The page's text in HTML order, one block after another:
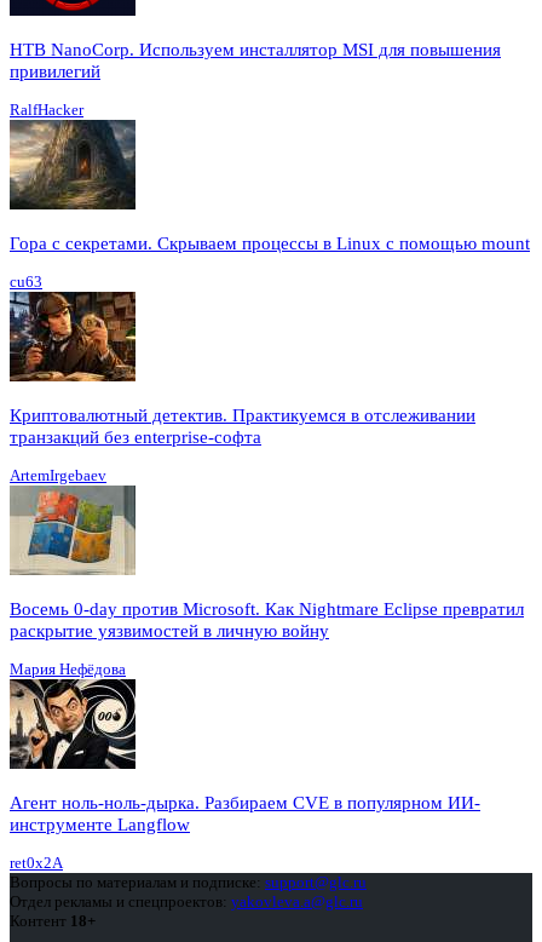
HTB NanoCorp. Используем инсталлятор MSI для повышения
привилегий
RalfHacker
Гора с секретами. Скрываем процессы в Linux c помощью mount
cu63
Криптовалютный детектив. Практикуемся в отслеживании
транзакций без enterprise-софта
ArtemIrgebaev
Восемь 0-day против Microsoft. Как Nightmare Eclipse превратил
раскрытие уязвимостей в личную войну
Мария Нефёдова
Агент ноль-ноль-дырка. Разбираем CVE в популярном ИИ-
инструменте Langflow
ret0x2A
Вопросы по материалам и подписке: support@glc.ru
Отдел рекламы и спецпроектов: yakovleva.a@glc.ru
Контент 18+